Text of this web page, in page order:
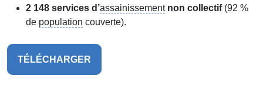
2 148 services d’assainissementnon collectif(92 %
de population couverte).
TÉLÉCHARGER